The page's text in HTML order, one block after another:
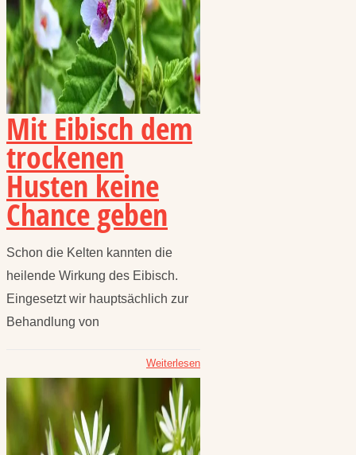
Mit Eibisch dem
trockenen
Husten keine
Chance geben
Schon die Kelten kannten die
heilende Wirkung des Eibisch.
Eingesetzt wir hauptsächlich zur
Behandlung von
Weiterlesen